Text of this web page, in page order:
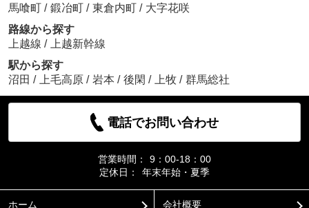
馬喰町 / 鍛冶町 / 東倉内町 / 大字花咲
路線から探す
上越線 /
上越新幹線
駅から探す
沼田 / 上毛高原 / 岩本 / 後閑 / 上牧 / 群馬総社
電話でお問い合わせ
営業時間：
9：00-18：00
定休日：
年末年始・夏季
ホーム 会社概要